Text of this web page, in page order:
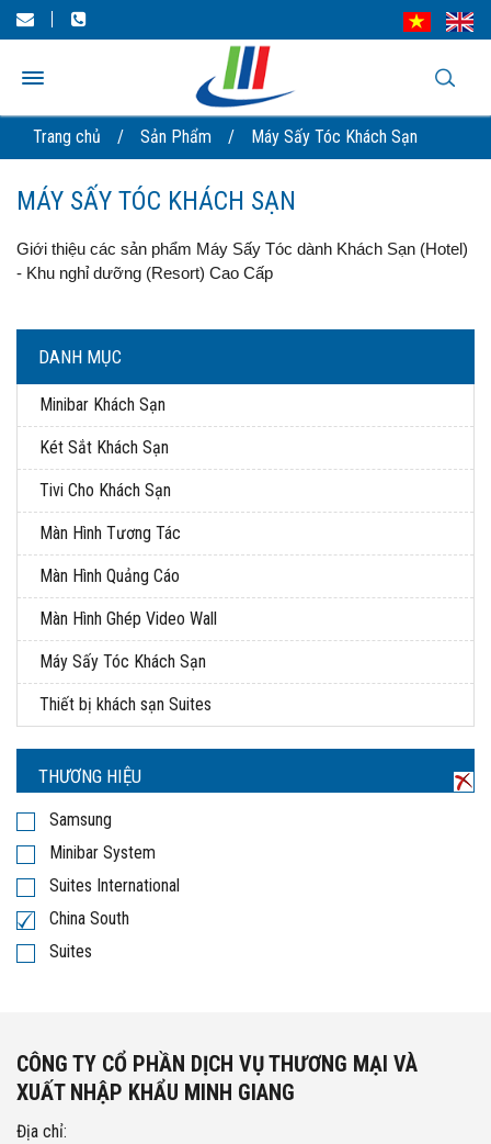
Trang chủ / Sản Phẩm / Máy Sấy Tóc Khách Sạn
MÁY SẤY TÓC KHÁCH SẠN
Giới thiệu các sản phẩm Máy Sấy Tóc dành Khách Sạn (Hotel)
- Khu nghỉ dưỡng (Resort) Cao Cấp
DANH MỤC
Minibar Khách Sạn
Két Sắt Khách Sạn
Tivi Cho Khách Sạn
Màn Hình Tương Tác
Màn Hình Quảng Cáo
Màn Hình Ghép Video Wall
Máy Sấy Tóc Khách Sạn
Thiết bị khách sạn Suites
THƯƠNG HIỆU
Samsung
Minibar System
Suites International
China South
Suites
CÔNG TY CỔ PHẦN DỊCH VỤ THƯƠNG MẠI VÀ
XUẤT NHẬP KHẨU MINH GIANG
Địa chỉ: